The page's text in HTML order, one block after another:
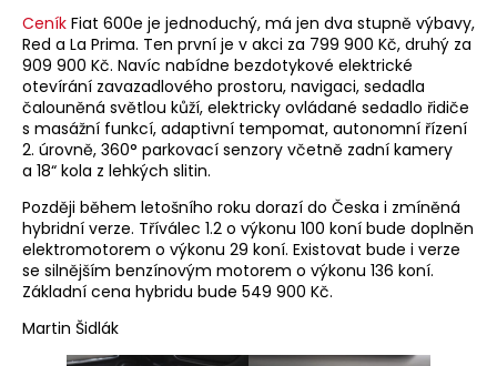
Ceník Fiat 600e je jednoduchý, má jen dva stupně výbavy,
Red a La Prima. Ten první je v akci za 799 900 Kč, druhý za
909 900 Kč. Navíc nabídne bezdotykové elektrické
otevírání zavazadlového prostoru, navigaci, sedadla
čalouněná světlou kůží, elektricky ovládané sedadlo řidiče
s masážní funkcí, adaptivní tempomat, autonomní řízení
2. úrovně, 360° parkovací senzory včetně zadní kamery
a 18“ kola z lehkých slitin.
Později během letošního roku dorazí do Česka i zmíněná
hybridní verze. Tříválec 1.2 o výkonu 100 koní bude doplněn
elektromotorem o výkonu 29 koní. Existovat bude i verze
se silnějším benzínovým motorem o výkonu 136 koní.
Základní cena hybridu bude 549 900 Kč.
Martin Šidlák